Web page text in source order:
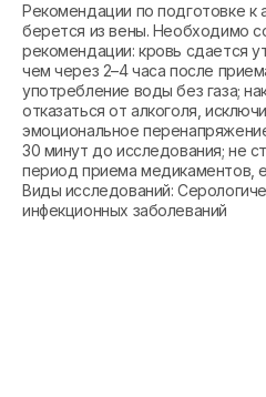
Рекомендации по подготовке к
берется из вены. Необходимо
рекомендации: кровь сдается
чем через 2–4 часа после
употребление воды без газа;
отказаться от алкоголя,
эмоциональное
30 минут до исследования; не
период приема медикаментов,
Виды исследований:
инфекционных заболеваний